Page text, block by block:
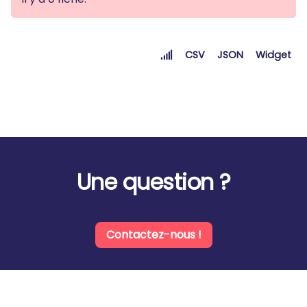
CSV JSON Widget
Une question ?
Contactez-nous !